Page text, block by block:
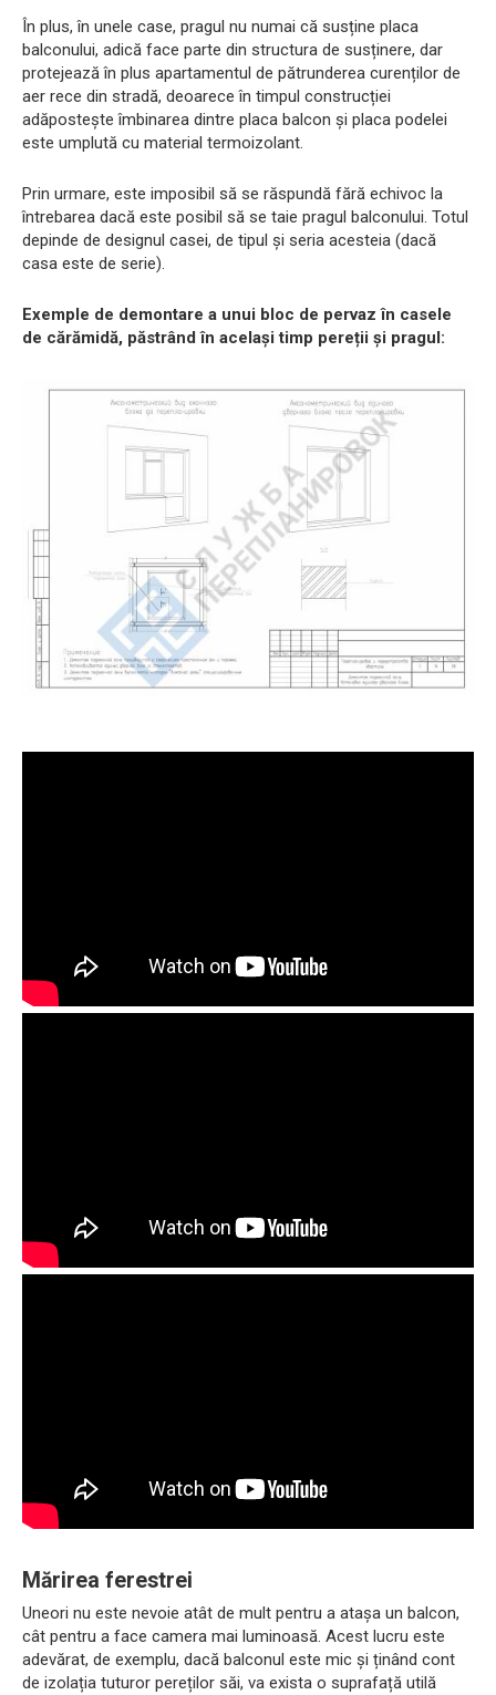
În plus, în unele case, pragul nu numai că susține placa
balconului, adică face parte din structura de susținere, dar
protejează în plus apartamentul de pătrunderea curenților de
aer rece din stradă, deoarece în timpul construcției
adăpostește îmbinarea dintre placa balcon și placa podelei
este umplută cu material termoizolant.
Prin urmare, este imposibil să se răspundă fără echivoc la
întrebarea dacă este posibil să se taie pragul balconului. Totul
depinde de designul casei, de tipul și seria acesteia (dacă
casa este de serie).
Exemple de demontare a unui bloc de pervaz în casele
de cărămidă, păstrând în același timp pereții și pragul:
Mărirea ferestrei
Uneori nu este nevoie atât de mult pentru a atașa un balcon,
cât pentru a face camera mai luminoasă. Acest lucru este
adevărat, de exemplu, dacă balconul este mic și ținând cont
de izolația tuturor pereților săi, va exista o suprafață utilă